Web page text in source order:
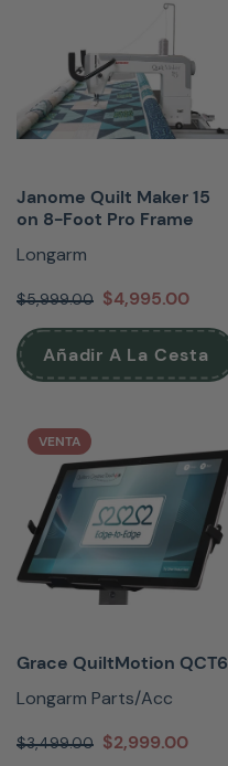
Janome Quilt Maker 15
on 8-Foot Pro Frame
Longarm
$5,999.00 $4,995.00
Añadir A La Cesta
VENTA
Grace QuiltMotion QCT6
Longarm Parts/Acc
$3,499.00 $2,999.00